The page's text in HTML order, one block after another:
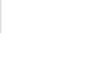
す。